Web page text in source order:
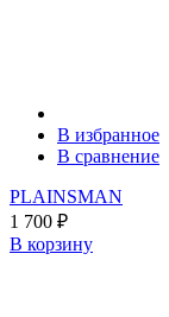
В избранное
В сравнение
PLAINSMAN
1 700 ₽
В корзину